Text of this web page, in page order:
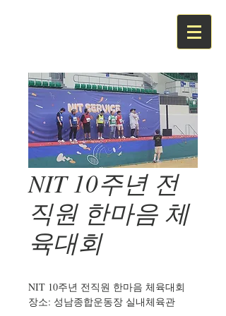
NIT 10주년 전
직원 한마음 체
육대회
NIT 10주년 전직원 한마음 체육대회
장소: 성남종합운동장 실내체육관